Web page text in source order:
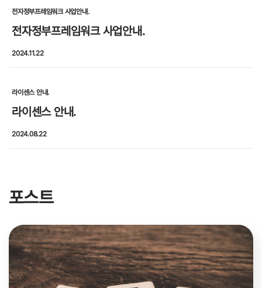
전자정부프레임워크 사업안내.
전자정부프레임워크 사업안내.
2024.11.22
라이센스 안내.
라이센스 안내.
2024.08.22
포스트